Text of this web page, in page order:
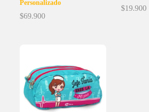
Personalizado
$69.900
$19.900